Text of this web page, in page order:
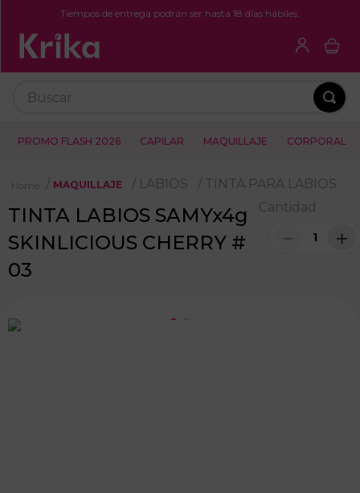
Tiempos de entrega podrán ser hasta 18 días hábiles.
PROMO FLASH 2026 CAPILAR MAQUILLAJE CORPORAL
MAQUILLAJE LABIOS TINTA PARA LABIOS
TINTA LABIOS SAMYx4g
SKINLICIOUS CHERRY #
03
Cantidad
＋
－